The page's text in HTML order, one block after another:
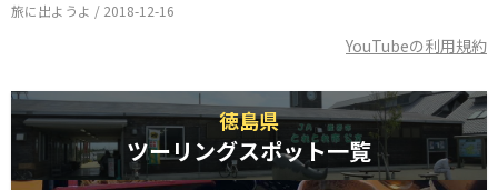
旅に出ようよ / 2018-12-16
YouTubeの利用規約
徳島県
ツーリングスポット一覧